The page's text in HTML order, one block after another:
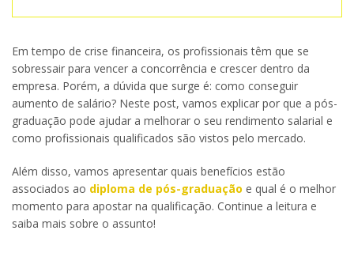
Em tempo de crise financeira, os profissionais têm que se
sobressair para vencer a concorrência e crescer dentro da
empresa. Porém, a dúvida que surge é: como conseguir
aumento de salário? Neste post, vamos explicar por que a pós-
graduação pode ajudar a melhorar o seu rendimento salarial e
como profissionais qualificados são vistos pelo mercado.
Além disso, vamos apresentar quais benefícios estão
associados ao diploma de pós-graduação e qual é o melhor
momento para apostar na qualificação. Continue a leitura e
saiba mais sobre o assunto!